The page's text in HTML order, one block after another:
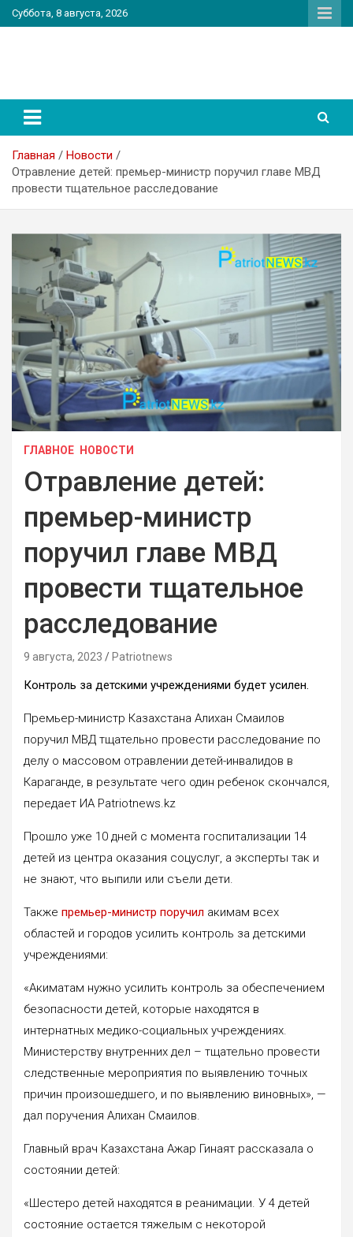
Перейти
к
Суббота, 8 августа, 2026
Главная
Новости
Отравление детей: премьер-министр поручил главе МВД
провести тщательное расследование
ГЛАВНОЕ НОВОСТИ
Отравление детей:
премьер-министр
поручил главе МВД
провести тщательное
расследование
9 августа, 2023 Patriotnews
Контроль за детскими учреждениями будет усилен.
Премьер-министр Казахстана Алихан Смаилов
поручил МВД тщательно провести расследование по
делу о массовом отравлении детей-инвалидов в
Караганде, в результате чего один ребенок скончался,
передает ИА Patriotnews.kz
Прошло уже 10 дней с момента госпитализации 14
детей из центра оказания соцуслуг, а эксперты так и
не знают, что выпили или съели дети.
Также премьер-министр поручил акимам всех
областей и городов усилить контроль за детскими
учреждениями:
«Акиматам нужно усилить контроль за обеспечением
безопасности детей, которые находятся в
интернатных медико-социальных учреждениях.
Министерству внутренних дел – тщательно провести
следственные мероприятия по выявлению точных
причин произошедшего, и по выявлению виновных», —
дал поручения Алихан Смаилов.
Главный врач Казахстана Ажар Гинаят рассказала о
состоянии детей:
«Шестеро детей находятся в реанимации. У 4 детей
состояние остается тяжелым с некоторой